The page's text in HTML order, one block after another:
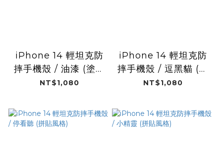
iPhone 14 輕坦克防
摔手機殼 / 油漆 (塗鴉
拼貼)
NT$1,080
iPhone 14 輕坦克防
摔手機殼 / 逗黑貓 (動
物系列)
NT$1,080